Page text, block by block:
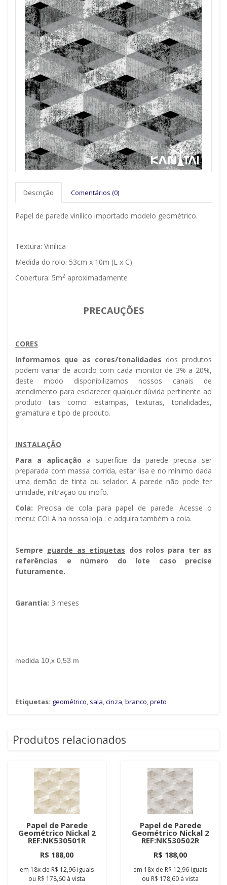
Descrição Comentários (0)
Papel de parede vinílico importado modelo geométrico.
Textura: Vinílica
Medida do rolo: 53cm x 10m (L x C)
Cobertura: 5m2 aproximadamente
PRECAUÇÕES
CORES
Informamos que as cores/tonalidades dos produtos
podem variar de acordo com cada monitor de 3% a 20%,
deste modo disponibilizamos nossos canais de
atendimento para esclarecer qualquer dúvida pertinente ao
produto tais como estampas, texturas, tonalidades,
gramatura e tipo de produto.
INSTALAÇÃO
Para a aplicação a superfície da parede precisa ser
preparada com massa corrida, estar lisa e no mínimo dada
uma demão de tinta ou selador. A parede não pode ter
umidade, infiltração ou mofo.
Cola: Precisa de cola para papel de parede. Acesse o
menu: COLA na nossa loja : e adquira também a cola.
Sempre guarde as etiquetas dos rolos para ter as
referências e número do lote caso precise
futuramente.
Garantia: 3 meses
medida 10,x 0,53 m
Etiquetas: geométrico, sala,cinza,branco,preto
Produtos relacionados
Papel de Parede
Geométrico Nickal 2
REF:NK530501R
R$ 188,00
em 18x de R$ 12,96 iguais
ou R$ 178,60 à vista
Papel de Parede
Geométrico Nickal 2
REF:NK530502R
R$ 188,00
em 18x de R$ 12,96 iguais
ou R$ 178,60 à vista